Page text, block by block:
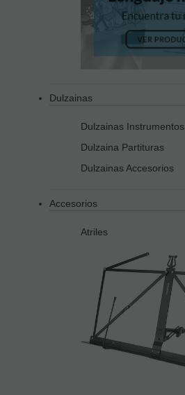
Dulzainas
Dulzainas Instrumentos
Dulzaina Partituras
Dulzainas Accesorios
Accesorios
Atriles